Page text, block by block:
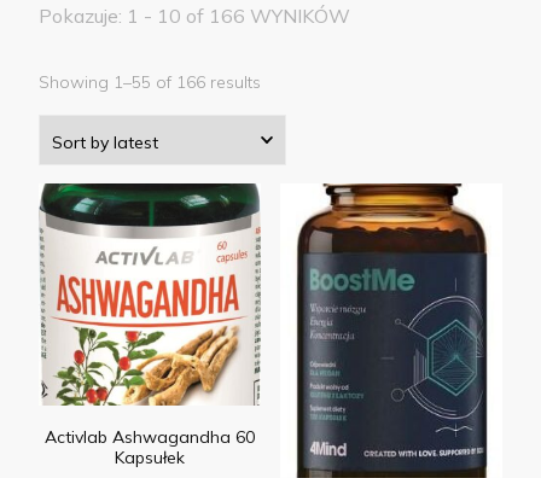
Pokazuje: 1 - 10 of 166 WYNIKÓW
Showing 1–55 of 166 results
Activlab Ashwagandha 60
Kapsułek